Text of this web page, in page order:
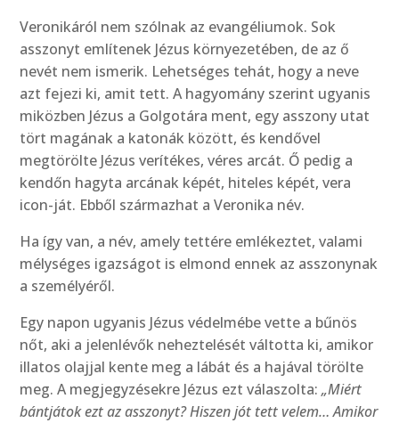
Veronikáról nem szólnak az evangéliumok. Sok
asszonyt említenek Jézus környezetében, de az ő
nevét nem ismerik. Lehetséges tehát, hogy a neve
azt fejezi ki, amit tett. A hagyomány szerint ugyanis
miközben Jézus a Golgotára ment, egy asszony utat
tört magának a katonák között, és kendővel
megtörölte Jézus verítékes, véres arcát. Ő pedig a
kendőn hagyta arcának képét, hiteles képét, vera
icon-ját. Ebből származhat a Veronika név.
Ha így van, a név, amely tettére emlékeztet, valami
mélységes igazságot is elmond ennek az asszonynak
a személyéről.
Egy napon ugyanis Jézus védelmébe vette a bűnös
nőt, aki a jelenlévők neheztelését váltotta ki, amikor
illatos olajjal kente meg a lábát és a hajával törölte
meg. A megjegyzésekre Jézus ezt válaszolta:„Miért
bántjátok ezt az asszonyt? Hiszen jót tett velem… Amikor